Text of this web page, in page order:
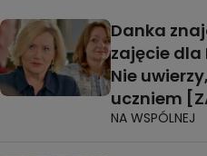
Danka
zajęcie dla
Nie
uczniem
NA WSPÓLNEJ